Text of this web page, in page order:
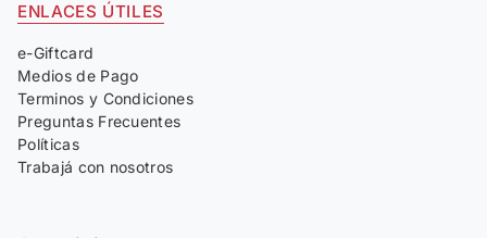
ENLACES ÚTILES
e-Giftcard
Medios de Pago
Terminos y Condiciones
Preguntas Frecuentes
Políticas
Trabajá con nosotros